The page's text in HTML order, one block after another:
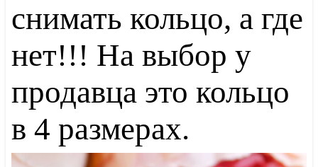
снимать кольцо, а где
нет!!! На выбор у
продавца это кольцо
в 4 размерах.